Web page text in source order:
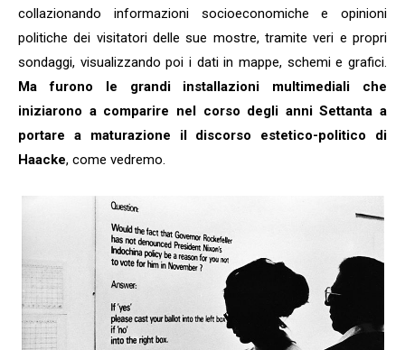
collazionando informazioni socioeconomiche e opinioni
politiche dei visitatori delle sue mostre, tramite veri e propri
sondaggi, visualizzando poi i dati in mappe, schemi e grafici.
Ma furono le grandi installazioni multimediali che
iniziarono a comparire nel corso degli anni Settanta a
portare a maturazione il discorso estetico-politico di
Haacke, come vedremo.